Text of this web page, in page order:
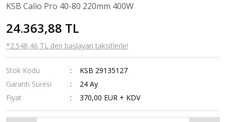
KSB Calio Pro 40-80 220mm 400W
24.363,88 TL
*2.548,46 TL den başlayan taksitlerle!
Stok Kodu
KSB 29135127
Garanti Süresi
24 Ay
Fiyat
370,00 EUR + KDV